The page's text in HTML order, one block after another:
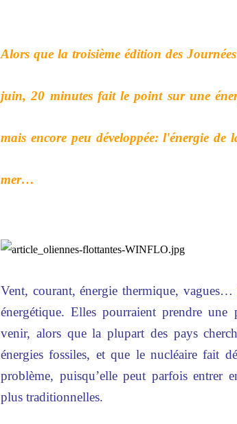
Alors que la troisième édition des
juin, 20 minutes fait le point sur une
mais encore peu développée: l'énergie
mer…
Vent, courant, énergie thermique,
énergétique. Elles pourraient prendre une
venir, alors que la plupart des pays
énergies fossiles, et que le nucléaire fait
problème, puisqu’elle peut parfois entrer
plus traditionnelles.